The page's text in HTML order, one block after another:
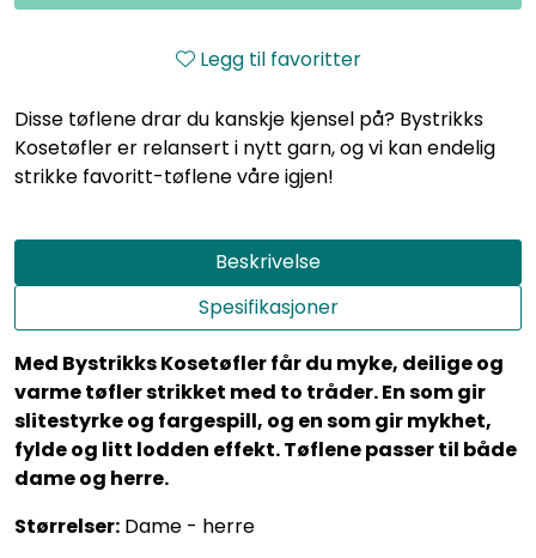
Legg til favoritter
Disse tøflene drar du kanskje kjensel på? Bystrikks
Kosetøfler er relansert i nytt garn, og vi kan endelig
strikke favoritt-tøflene våre igjen!
Beskrivelse
Spesifikasjoner
Med Bystrikks Kosetøfler får du myke, deilige og
varme tøfler strikket med to tråder. En som gir
slitestyrke og fargespill, og en som gir mykhet,
fylde og litt lodden effekt. Tøflene passer til både
dame og herre.
Størrelser: Dame - herre